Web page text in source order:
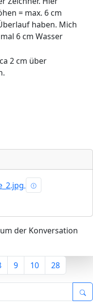
= max. 6 cm
haben. Mich
6 cm Wasser
2 cm über
um der Konversation
9 10 28